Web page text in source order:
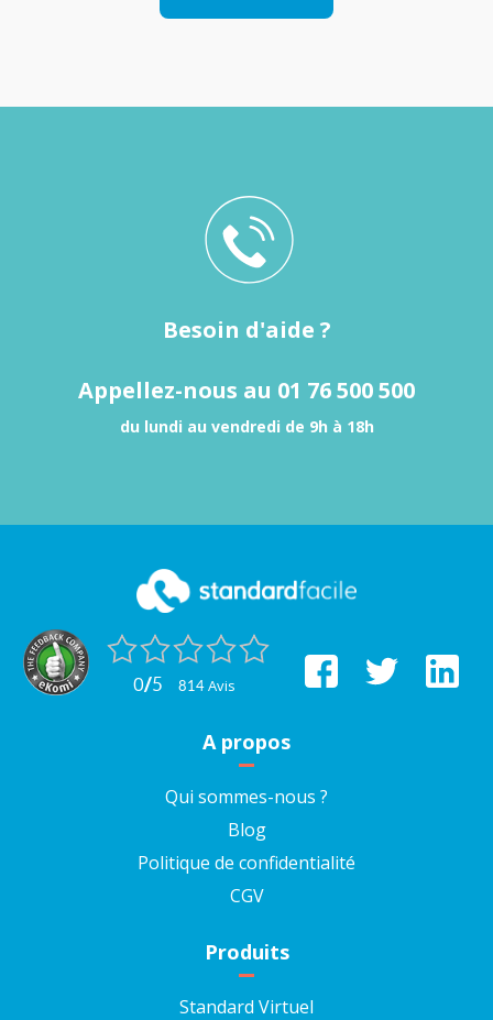
Besoin d'aide ?
Appellez-nous au 01 76 500 500
du lundi au vendredi de 9h à 18h
0/5 814 avis
A propos
Qui sommes-nous ?
Blog
Politique de confidentialité
CGV
Produits
Standard Virtuel